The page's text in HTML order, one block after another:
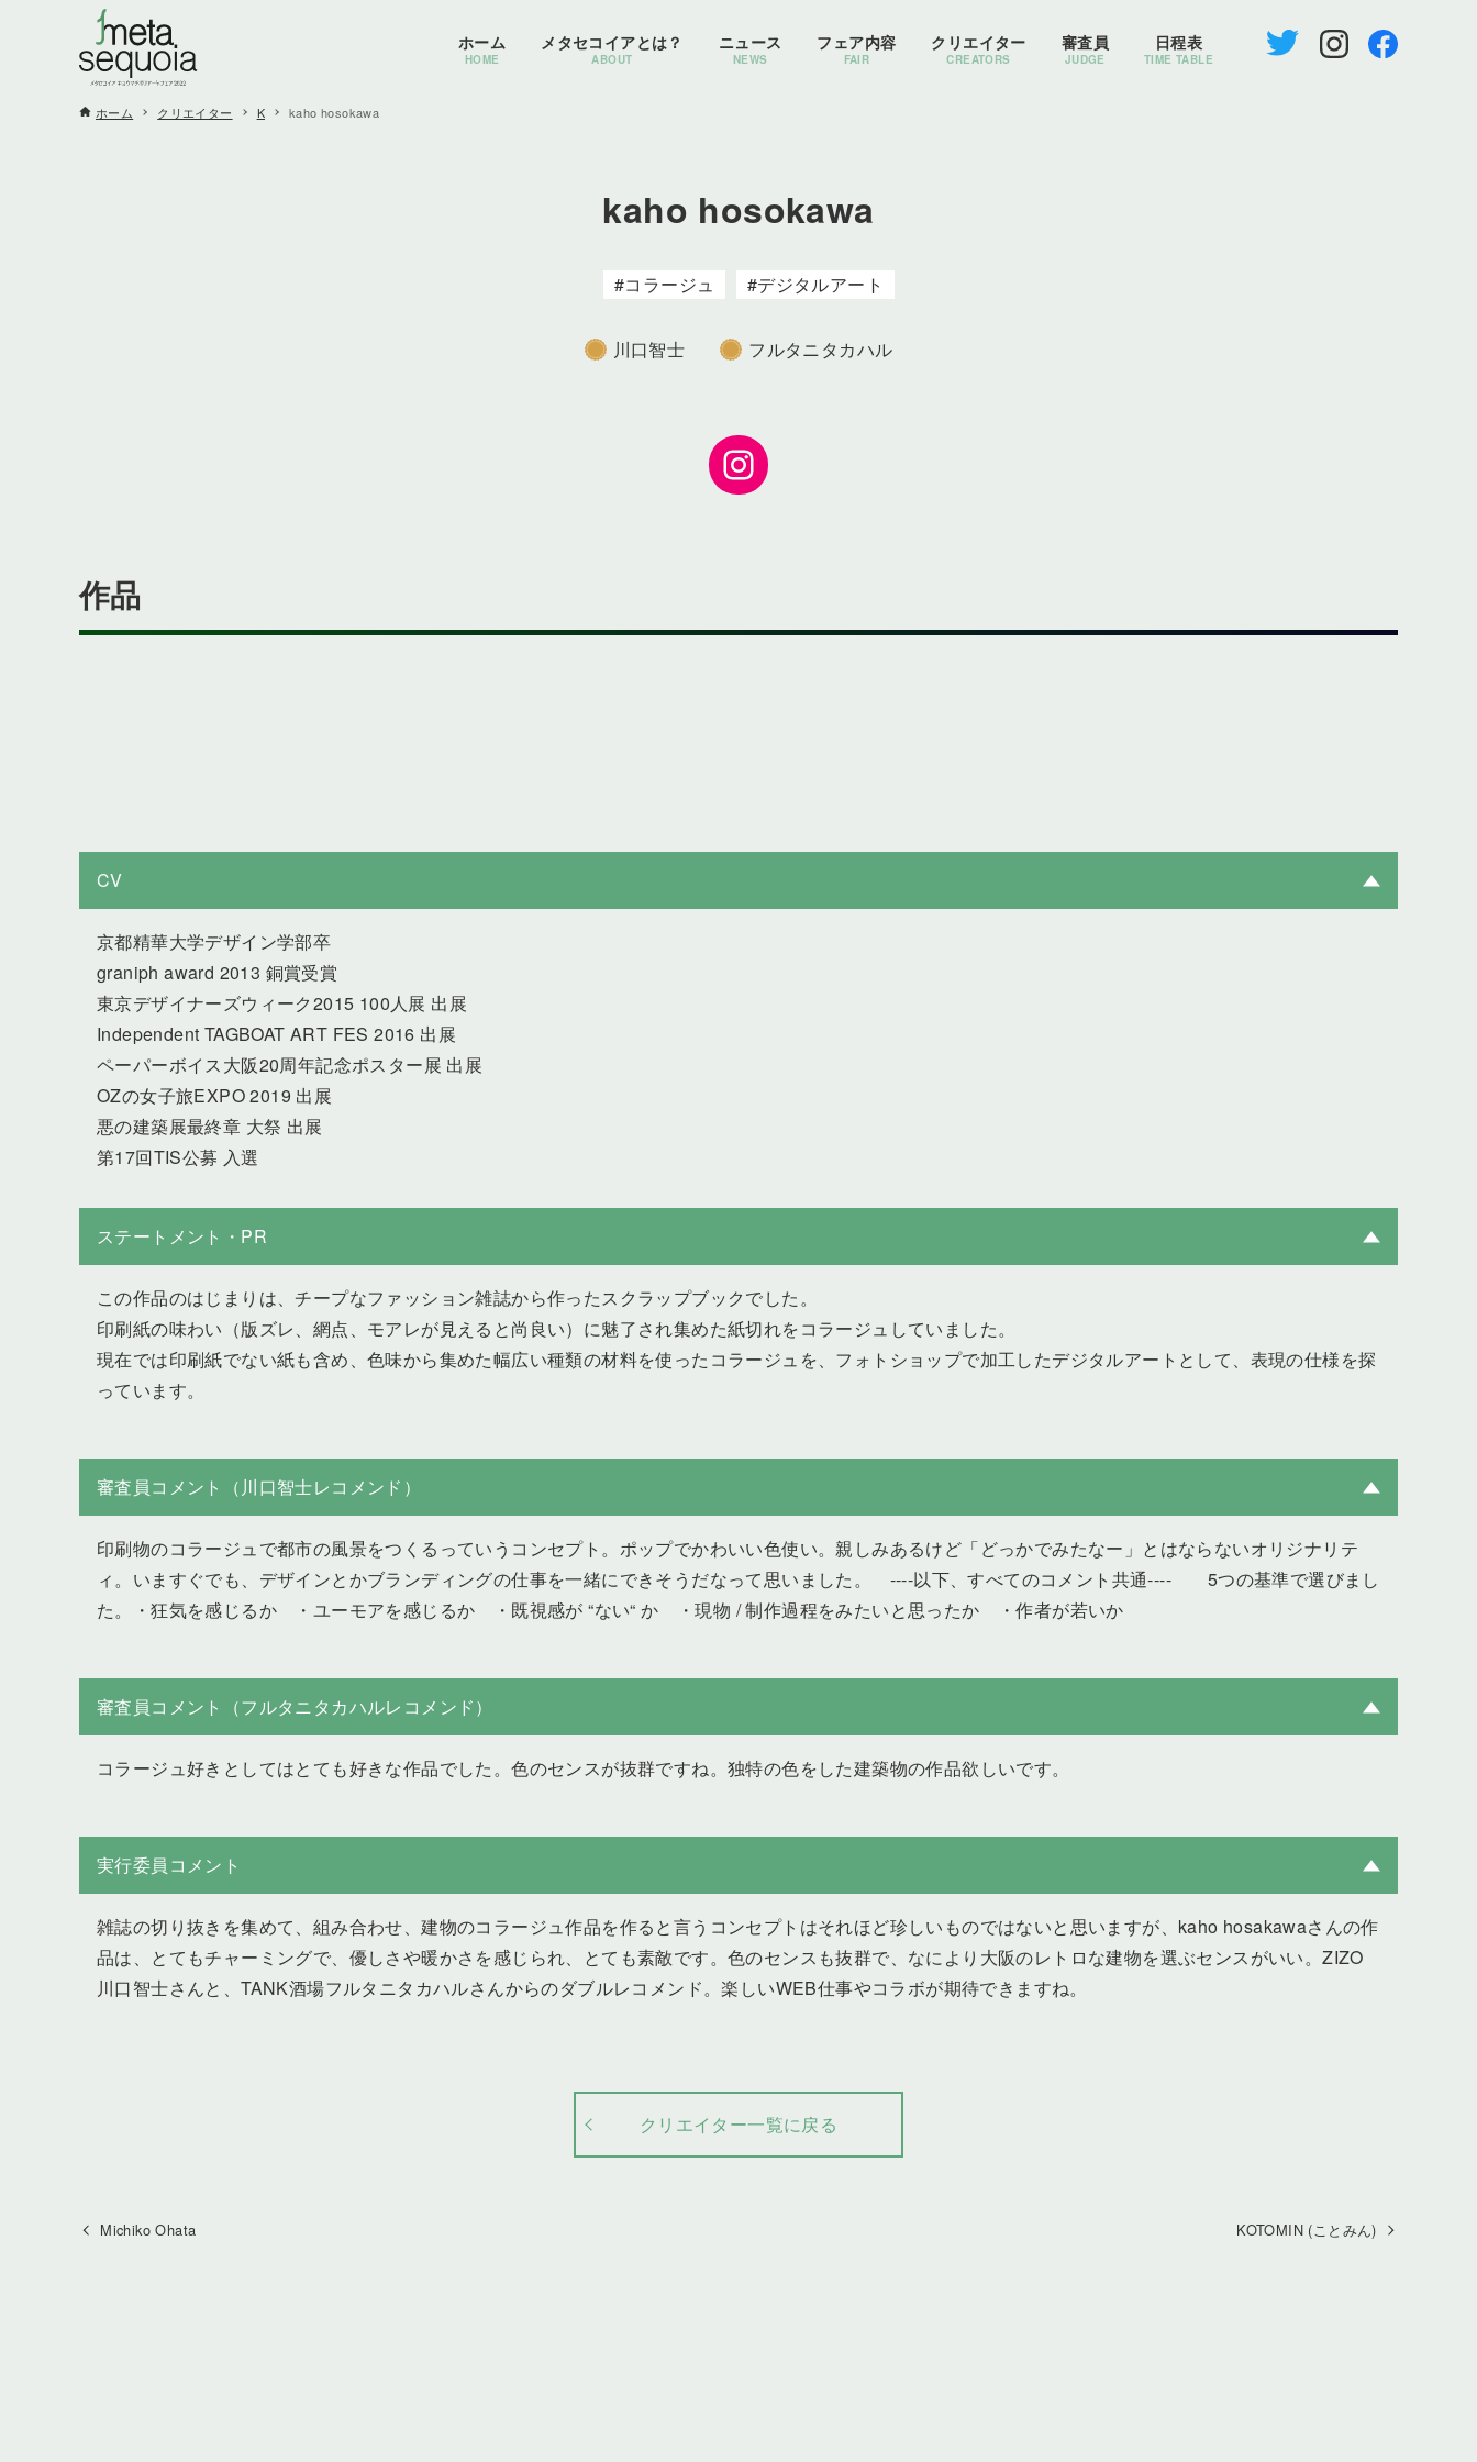
ホーム
HOME
メタセコイアとは？
ABOUT
ニュース
NEWS
フェア内容
FAIR
クリエイター
CREATORS
審査員
JUDGE
日程表
TIME TABLE
ホーム クリエイター K kaho hosokawa
kaho hosokawa
コラージュ デジタルアート
川口智士 フルタニタカハル
Instagram
作品
CV
京都精華大学デザイン学部卒
graniph award 2013 銅賞受賞
東京デザイナーズウィーク2015 100人展 出展
Independent TAGBOAT ART FES 2016 出展
ペーパーボイス大阪20周年記念ポスター展 出展
OZの女子旅EXPO 2019 出展
悪の建築展最終章 大祭 出展
第17回TIS公募 入選
ステートメント・PR
この作品のはじまりは、チープなファッション雑誌から作ったスクラップブックでした。
印刷紙の味わい（版ズレ、網点、モアレが見えると尚良い）に魅了され集めた紙切れをコラージュしていました。
現在では印刷紙でない紙も含め、色味から集めた幅広い種類の材料を使ったコラージュを、フォトショップで加工したデジタルアートとして、表現の仕様を探
っています。
審査員コメント（川口智士レコメンド）
印刷物のコラージュで都市の風景をつくるっていうコンセプト。ポップでかわいい色使い。親しみあるけど「どっかでみたなー」とはならないオリジナリテ
ィ。いますぐでも、デザインとかブランディングの仕事を一緒にできそうだなって思いました。 ----以下、すべてのコメント共通---- 5つの基準で選びまし
た。・狂気を感じるか ・ユーモアを感じるか ・既視感が “ない“ か ・現物 / 制作過程をみたいと思ったか ・作者が若いか
審査員コメント（フルタニタカハルレコメンド）
コラージュ好きとしてはとても好きな作品でした。色のセンスが抜群ですね。独特の色をした建築物の作品欲しいです。
実行委員コメント
雑誌の切り抜きを集めて、組み合わせ、建物のコラージュ作品を作ると言うコンセプトはそれほど珍しいものではないと思いますが、kaho hosakawaさんの作
品は、とてもチャーミングで、優しさや暖かさを感じられ、とても素敵です。色のセンスも抜群で、なにより大阪のレトロな建物を選ぶセンスがいい。ZIZO
川口智士さんと、TANK酒場フルタニタカハルさんからのダブルレコメンド。楽しいWEB仕事やコラボが期待できますね。
クリエイター一覧に戻る
Michiko Ohata KOTOMIN (ことみん)